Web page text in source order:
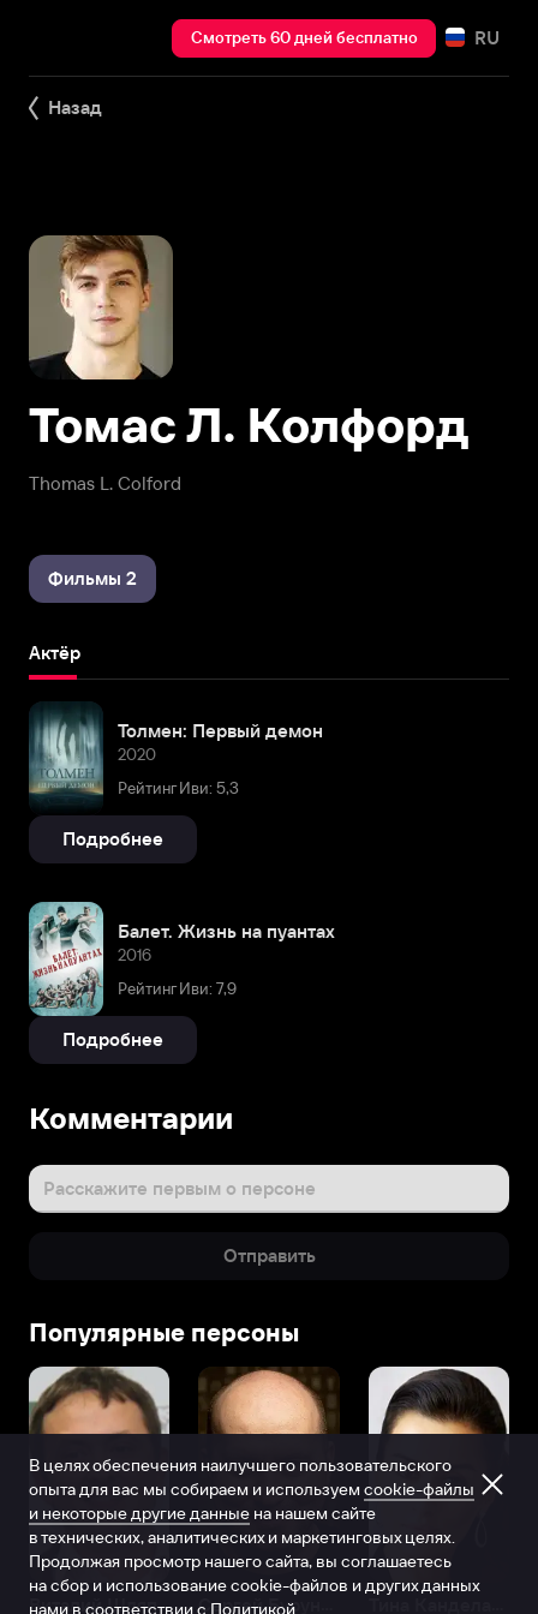
Смотреть 60 дней бесплатно RU
Назад
Thomas L. Colford
Томас Л. Колфорд
Фильмы 2
Актёр
Толмен: Первый демон
2020
Рейтинг Иви: 5,3
Подробнее
Балет. Жизнь на пуантах
2016
Рейтинг Иви: 7,9
Подробнее
Комментарии
Расскажите первым о персоне
Отправить
Популярные персоны
Виталий Шляппо
В целях обеспечения наилучшего пользовательского
опыта для вас мы собираем и используем cookie-файлы
и некоторые другие данные на нашем сайте
в технических, аналитических и маркетинговых целях.
Продолжая просмотр нашего сайта, вы соглашаетесь
на сбор и использование cookie-файлов и других данных
нами в соответствии с Политикой